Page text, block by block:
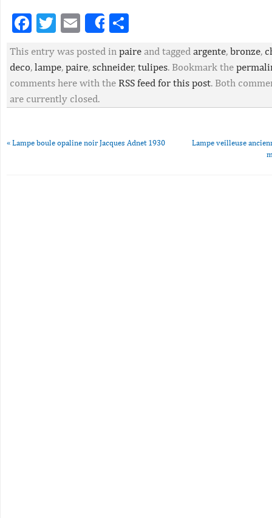
Facebook
Twitter
EmailShare
This entry was posted in paire and tagged argente, bronze,
deco, lampe, paire, schneider, tulipes. Bookmark the
comments here with the RSS feed for this post. Both
are currently closed.
« Lampe boule opaline noir Jacques Adnet 1930
Lampe veilleuse